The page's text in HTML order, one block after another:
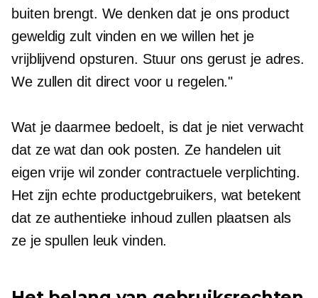
buiten brengt. We denken dat je ons product
geweldig zult vinden en we willen het je
vrijblijvend opsturen. Stuur ons gerust je adres.
We zullen dit direct voor u regelen."
Wat je daarmee bedoelt, is dat je niet verwacht
dat ze wat dan ook posten. Ze handelen uit
eigen vrije wil zonder contractuele verplichting.
Het zijn echte productgebruikers, wat betekent
dat ze authentieke inhoud zullen plaatsen als
ze je spullen leuk vinden.